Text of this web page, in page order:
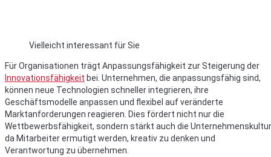
Vielleicht interessant für Sie
Für Organisationen trägt Anpassungsfähigkeit zur Steigerung der
Innovationsfähigkeit bei. Unternehmen, die anpassungsfähig sind,
können neue Technologien schneller integrieren, ihre
Geschäftsmodelle anpassen und flexibel auf veränderte
Marktanforderungen reagieren. Dies fördert nicht nur die
Wettbewerbsfähigkeit, sondern stärkt auch die
da Mitarbeiter ermutigt werden, kreativ zu denken und
Verantwortung zu übernehmen.